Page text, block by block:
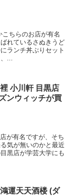
ちらのお店が有名
れているさぬきうど
ランチ丼ぶりセット
...
小川軒 目黒店
ンウィッチが買
が有名ですが、そち
気が無いのかと最近
黒店が学芸大学にも
運天天酒楼 (ダ